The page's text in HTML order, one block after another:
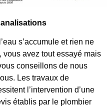
s’accumule et rien ne
avez tout essayé mais
conseillons de nous
Les travaux de
l’intervention d’une
établis par le plombier